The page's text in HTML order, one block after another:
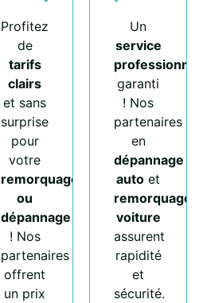
Profitez
de
tarifs
clairs
et sans
surprise
pour
votre
remorquage
ou
dépannage
! Nos
partenaires
offrent
un prix
Un
service
professionnel
garanti
! Nos
partenaires
en
dépannage
auto et
remorquage
voiture
assurent
rapidité
et
sécurité.